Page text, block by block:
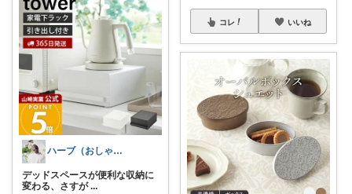
ハーブ（おしゃれに楽したい主婦）
デッドスペースが便利な収納に
変わる、さすが ...
コレ いいね